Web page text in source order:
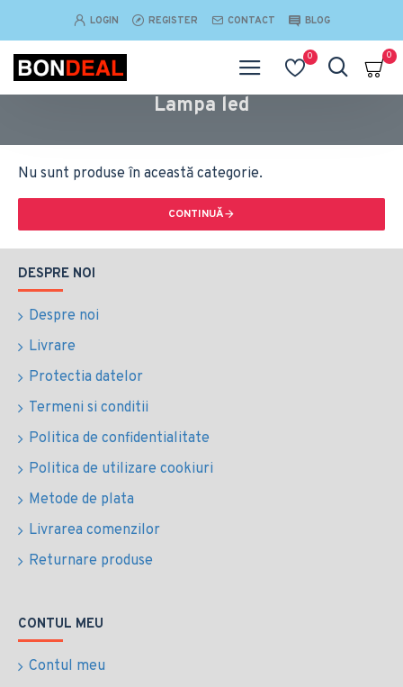
LOGIN REGISTER CONTACT BLOG
0 0
Lampa led
Nu sunt produse în această categorie.
CONTINUĂ
DESPRE NOI
Despre noi
Livrare
Protectia datelor
Termeni si conditii
Politica de confidentialitate
Politica de utilizare cookiuri
Metode de plata
Livrarea comenzilor
Returnare produse
CONTUL MEU
Contul meu